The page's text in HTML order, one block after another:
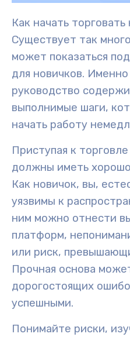
Как начать
Существует так
может показаться
для новичков.
руководство
выполнимые шаги,
начать работу
Приступая к
должны иметь
Как новичок, вы,
уязвимы к
ним можно отнести
платформ,
или риск,
Прочная основа
дорогостоящих
успешными.
Понимайте риски,